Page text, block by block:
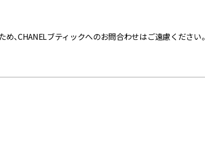
、CHANELブティックへのお問合わせはご遠慮ください。